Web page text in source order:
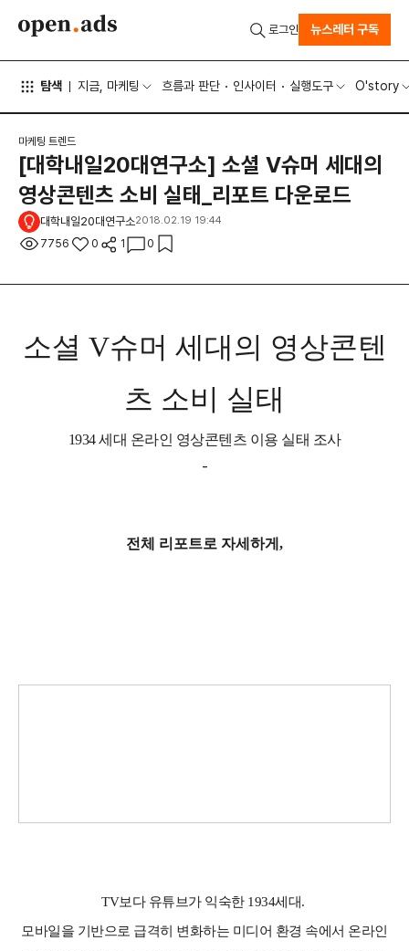
탐색 지금, 마케팅 흐름과 판단 인사이터 실행도구 O'story
로그인 뉴스레터 구독
마케팅 트렌드
[대학내일20대연구소] 소셜 V슈머 세대의
영상콘텐츠 소비 실태_리포트 다운로드
대학내일20대연구소2018.02.19 19:44
7756 0 1 0
소셜 V슈머 세대의 영상콘텐
츠 소비 실태
1934 세대 온라인 영상콘텐츠 이용 실태 조사
-
전체 리포트로 자세하게,
TV보다 유튜브가 익숙한 1934세대.
모바일을 기반으로 급격히 변화하는 미디어 환경 속에서 온라인